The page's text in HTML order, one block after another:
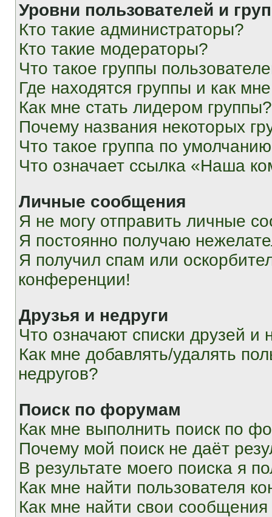
Уровни пользователей и
Кто такие администраторы?
Кто такие модераторы?
Что такое группы
Где находятся группы и как
Как мне стать лидером группы?
Почему названия некоторых
Что такое группа по
Что означает ссылка «Наша
Личные сообщения
Я не могу отправить личные
Я постоянно получаю
Я получил спам или
конференции!
Друзья и недруги
Что означают списки друзей и
Как мне добавлять/удалять
недругов?
Поиск по форумам
Как мне выполнить поиск по
Почему мой поиск не даёт
В результате моего поиска я
Как мне найти пользователя
Как мне найти свои